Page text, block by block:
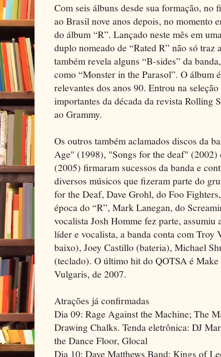
Com seis álbuns desde sua formação, no
ao Brasil nove anos depois, no momento
do álbum “R”. Lançado neste mês em
duplo nomeado de “Rated R” não só traz
também revela alguns “B-sides” da
como “Monster in the Parasol”. O álbum
relevantes dos anos 90. Entrou na
importantes da década da revista Rolling
ao Grammy.
Os outros também aclamados discos da
Age" (1998), "Songs for the deaf"
(2005) firmaram sucessos da banda e
diversos músicos que fizeram parte do
for the Deaf, Dave Grohl, do Foo
época do “R”, Mark Lanegan, do
vocalista Josh Homme fez parte, assumiu
líder e vocalista, a banda conta com Troy
baixo), Joey Castillo (bateria), Michael
(teclado). O último hit do QOTSA é
Vulgaris, de 2007.
Atrações já confirmadas
Dia 09: Rage Against the Machine; The
Drawing Chalks. Tenda eletrônica: DJ
the Dance Floor, Glocal
Dia 10: Dave Matthews Band; Kings of